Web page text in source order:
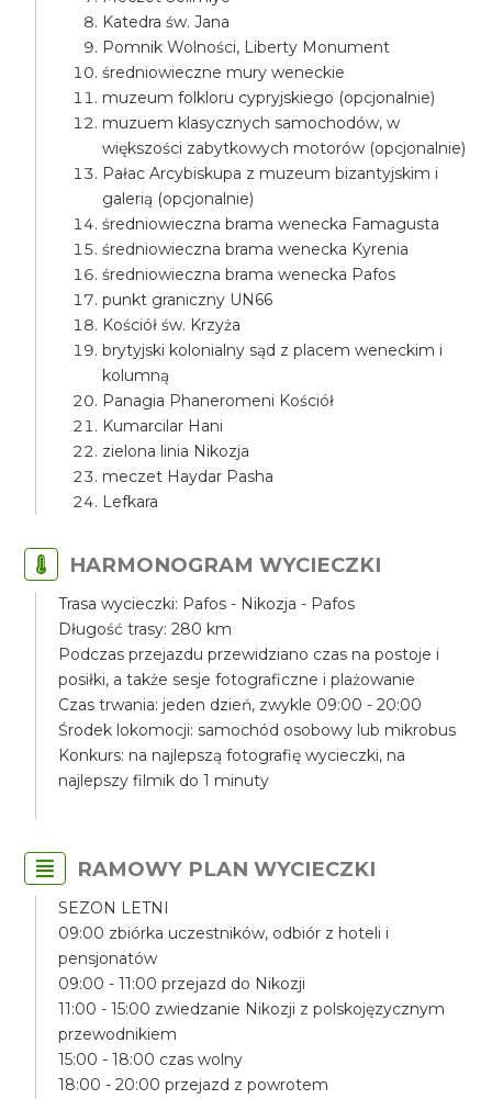
Katedra św. Jana
Pomnik Wolności, Liberty Monument
średniowieczne mury weneckie
muzeum folkloru cypryjskiego (opcjonalnie)
muzuem klasycznych samochodów, w
większości zabytkowych motorów (opcjonalnie)
Pałac Arcybiskupa z muzeum bizantyjskim i
galerią (opcjonalnie)
średniowieczna brama wenecka Famagusta
średniowieczna brama wenecka Kyrenia
średniowieczna brama wenecka Pafos
punkt graniczny UN66
Kościół św. Krzyża
brytyjski kolonialny sąd z placem weneckim i
kolumną
Panagia Phaneromeni Kościół
Kumarcilar Hani
zielona linia Nikozja
meczet Haydar Pasha
Lefkara
HARMONOGRAM WYCIECZKI
Trasa wycieczki: Pafos - Nikozja - Pafos
Długość trasy: 280 km
Podczas przejazdu przewidziano czas na postoje i
posiłki, a także sesje fotograficzne i plażowanie
Czas trwania: jeden dzień, zwykle 09:00 - 20:00
Środek lokomocji: samochód osobowy lub mikrobus
Konkurs: na najlepszą fotografię wycieczki, na
najlepszy filmik do 1 minuty
RAMOWY PLAN WYCIECZKI
SEZON LETNI
09:00 zbiórka uczestników, odbiór z hoteli i
pensjonatów
09:00 - 11:00 przejazd do Nikozji
11:00 - 15:00 zwiedzanie Nikozji z polskojęzycznym
przewodnikiem
15:00 - 18:00 czas wolny
18:00 - 20:00 przejazd z powrotem